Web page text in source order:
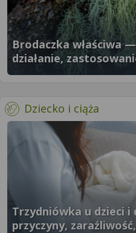
Brodaczka właściwa
działanie,
Dziecko i ciąża
Trzydniówka u dzieci i
przyczyny,